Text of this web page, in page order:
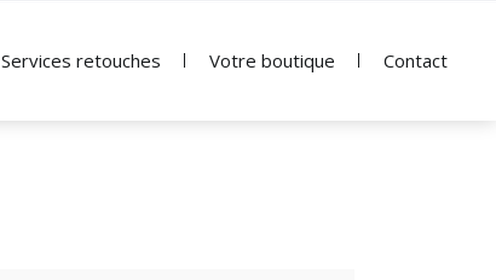
Services retouches Votre boutique Contact